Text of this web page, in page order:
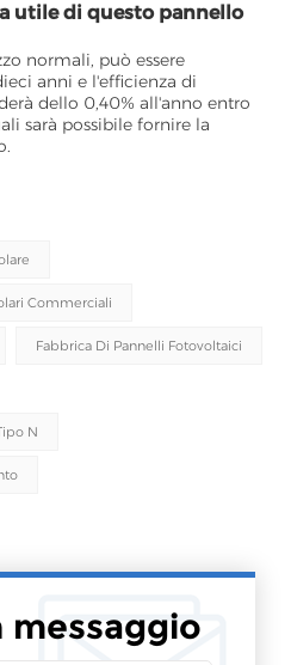
utile di questo pannello
normali, può essere
anni e l'efficienza di
dello 0,40% all'anno entro
sarà possibile fornire la
Commerciali
Fabbrica Di Pannelli Fotovoltaici
N
messaggio